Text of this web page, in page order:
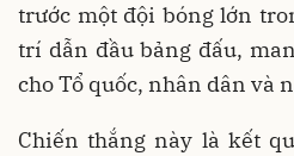
trước một đội bóng lớn
trí dẫn đầu bảng đấu,
cho Tổ quốc, nhân dân và
Chiến thắng này là kết